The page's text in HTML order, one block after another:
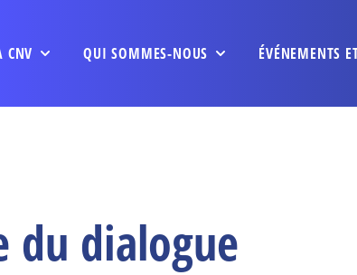
CNV QUI SOMMES-NOUS ÉVÉNEMENTS
du dialogue